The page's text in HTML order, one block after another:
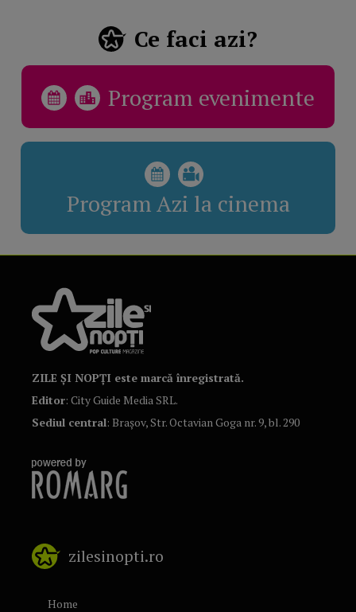
Ce faci azi?
Program evenimente
Program Azi la cinema
ZILE ȘI NOPȚI este marcă înregistrată.
Editor: City Guide Media SRL.
Sediul central: Brașov, Str. Octavian Goga nr. 9, bl. 290
zilesinopti.ro
Home